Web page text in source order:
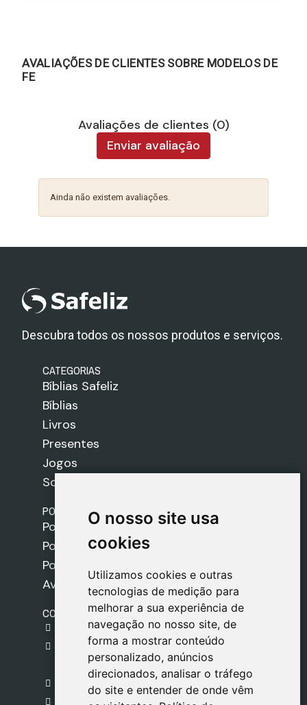
O nosso site usa
cookies
Utilizamos cookies e outras
tecnologias de medição para
melhorar a sua experiência de
navegação no nosso site, de
forma a mostrar conteúdo
personalizado, anúncios
direcionados, analisar o tráfego
do site e entender de onde vêm
O nosso site usa
cookies
Utilizamos cookies e outras
tecnologias de medição para
melhorar a sua experiência de
navegação no nosso site, de
forma a mostrar conteúdo
personalizado, anúncios
direcionados, analisar o tráfego
do site e entender de onde vêm
AVALIAÇÕES DE CLIENTES SOBRE MODELOS DE
FE
Avaliações de clientes (0)
Enviar avaliação
Ainda não existem avaliações.
Descubra todos os nossos produtos e serviços.
CATEGORIAS
Bíblias Safeliz
Bíblias
Livros
Presentes
Jogos
Sobre nós
POLÍTICAS
Política de Envios
Política de Cookies
Política de Privacidade
Aviso Legal
CONTACTO
gestion@safeliz.com
C. del Pradillo, 6, 28770 Colmenar Viejo,
Madrid
+34 918 459 877
Segunda a Sexta